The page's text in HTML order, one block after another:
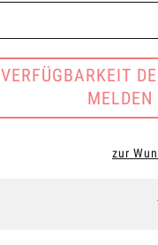
VERFÜGBARKEIT
MELDEN
zur